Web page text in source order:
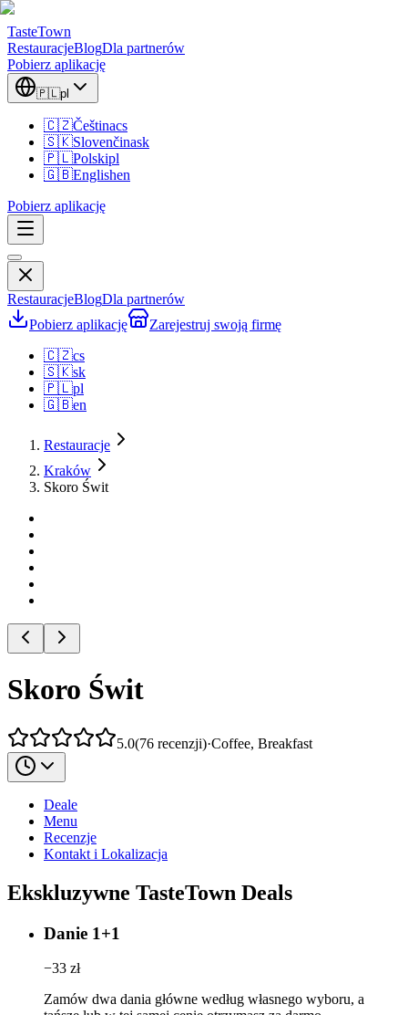
TasteTown
RestauracjeBlogDla partnerów
Pobierz aplikację
🇵🇱pl
🇨🇿Češtinacs
🇸🇰Slovenčinask
🇵🇱Polskipl
🇬🇧Englishen
Pobierz aplikację
RestauracjeBlogDla partnerów
Pobierz aplikację
Zarejestruj swoją firmę
🇨🇿cs
🇸🇰sk
🇵🇱pl
🇬🇧en
Restauracje
Kraków
Skoro Świt
Skoro Świt
5.0(76 recenzji)·Coffee, Breakfast
Deale
Menu
Recenzje
Kontakt i Lokalizacja
Ekskluzywne TasteTown Deals
Danie 1+1
−33 zł
Zamów dwa dania główne według własnego wyboru, a